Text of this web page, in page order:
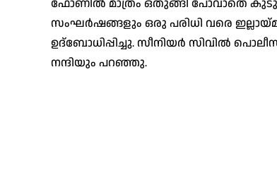
ഫോണിൽ മാത്രം ഒതുങ്ങി പോവാതെ
സംഘർഷങ്ങളും ഒരു പരിധി വരെ ഇല്ലായ്മ
ഉദ്ബോധിപ്പിച്ചു. സീനിയർ സിവിൽ
നന്ദിയും പറഞ്ഞു.